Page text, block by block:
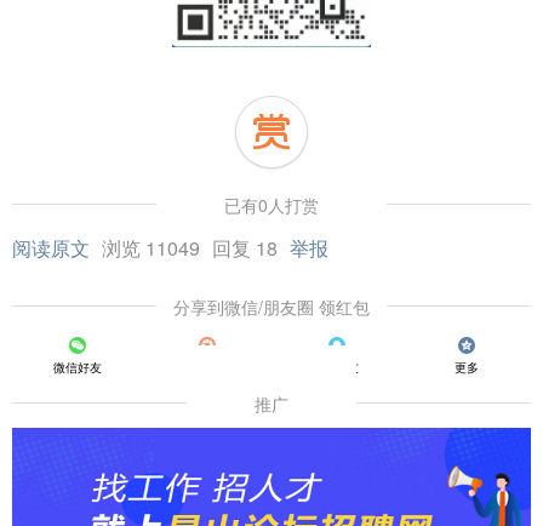
已有0人打赏
阅读原文 浏览 11049 回复 18 举报
分享到微信/朋友圈 领红包
微信好友 QQ好友 更多
推广